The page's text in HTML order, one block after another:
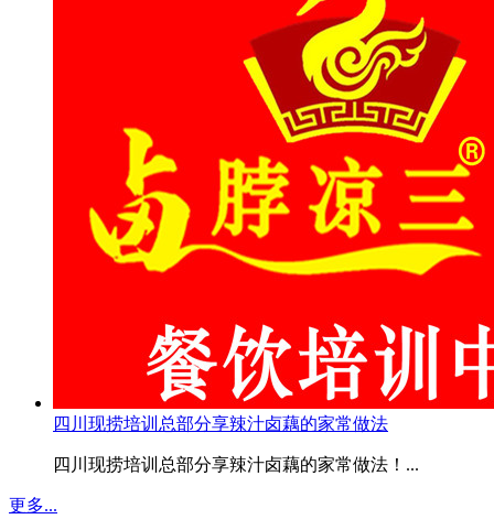
四川现捞培训总部分享辣汁卤藕的家常做法
四川现捞培训总部分享辣汁卤藕的家常做法！...
更多...